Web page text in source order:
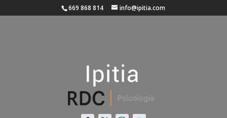
669 868 814 info@ipitia.com